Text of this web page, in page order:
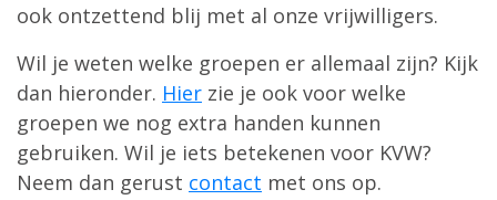
ook ontzettend blij met al onze vrijwilligers.
Wil je weten welke groepen er allemaal zijn? Kijk
dan hieronder. Hier zie je ook voor welke
groepen we nog extra handen kunnen
gebruiken. Wil je iets betekenen voor KVW?
Neem dan gerust contact met ons op.